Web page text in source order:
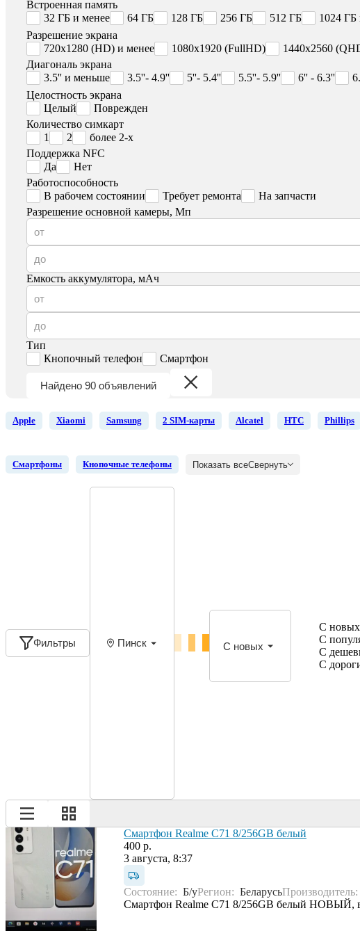
Встроенная память
32 ГБ и менее
64 ГБ 128 ГБ 256 ГБ 512 ГБ 1024 ГБ
Разрешение экрана
720x1280 (HD) и менее
1080x1920 (FullHD)
1440x2560
Диагональ экрана
3.5'' и меньше
3.5''- 4.9'' 5''- 5.4'' 5.5''- 5.9'' 6'' - 6.3''
Целостность экрана
Целый
Поврежден
Количество симкарт
1
2
более 2-х
Поддержка NFC
Да
Нет
Работоспособность
В рабочем состоянии
Требует ремонта
На запчасти
Разрешение основной камеры, Мп
Емкость аккумулятора, мАч
Тип
Кнопочный телефон
Смартфон
Найдено 90 объявлений
Apple Xiaomi Samsung 2 SIM-карты Alcatel HTC Phillips
Смартфоны Кнопочные телефоны Показать всеСвернуть
Фильтры Пинск С новых
С новых
С
С
С
Смартфон Realme C71 8/256GB белый
400 р.
3 августа, 8:37
Состояние: Б/уРегион: БеларусьПроизводитель:
Смартфон Realme C71 8/256GB белый НОВЫЙ, в